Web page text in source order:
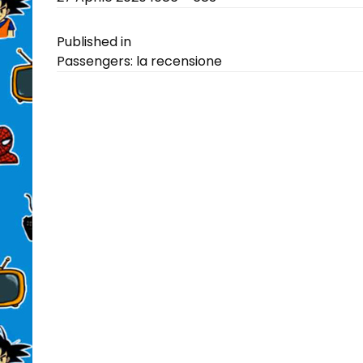
Navigazione
articoli
Published in
Passengers: la recensione